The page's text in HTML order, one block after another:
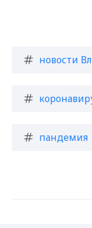
новости
пандемия